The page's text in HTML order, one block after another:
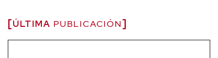
ÚLTIMA PUBLICACIÓN